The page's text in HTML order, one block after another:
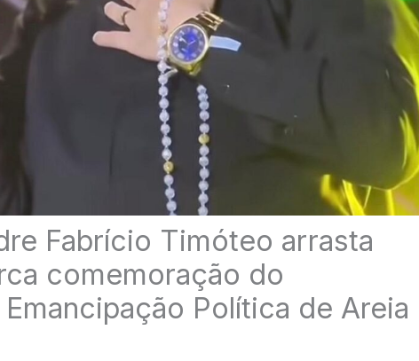
Fabrício Timóteo arrasta
comemoração do
Política de Areia